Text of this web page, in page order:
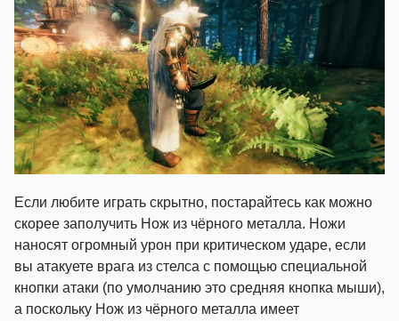
Если любите играть скрытно, постарайтесь как можно
скорее заполучить Нож из чёрного металла. Ножи
наносят огромный урон при критическом ударе, если
вы атакуете врага из стелса с помощью специальной
кнопки атаки (по умолчанию это средняя кнопка мыши),
а поскольку Нож из чёрного металла имеет